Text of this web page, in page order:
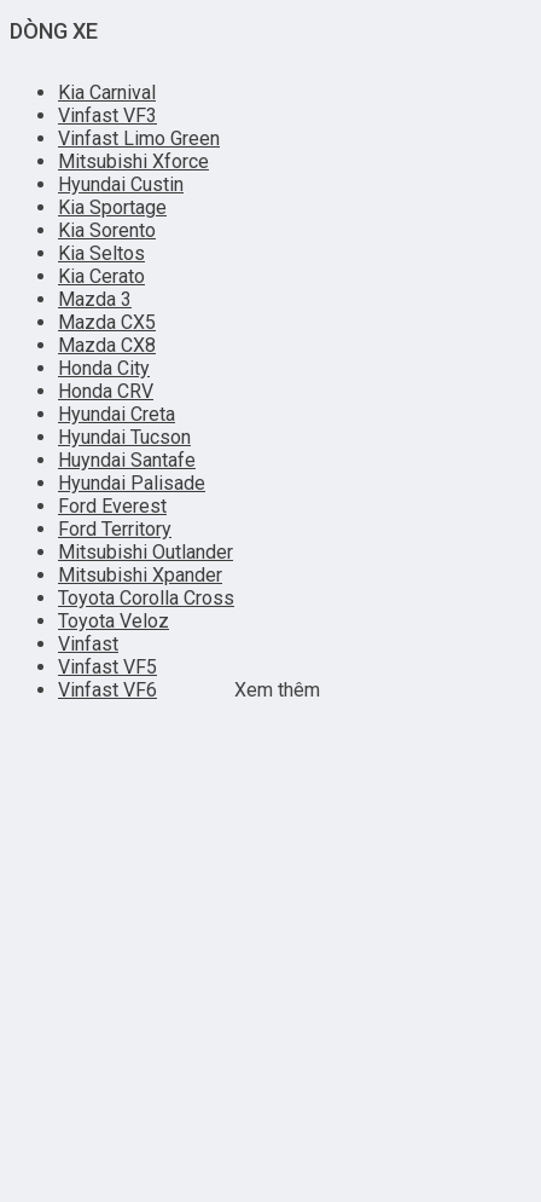
DÒNG XE
Kia Carnival
Vinfast VF3
Vinfast Limo Green
Mitsubishi Xforce
Hyundai Custin
Kia Sportage
Kia Sorento
Kia Seltos
Kia Cerato
Mazda 3
Mazda CX5
Mazda CX8
Honda City
Honda CRV
Hyundai Creta
Hyundai Tucson
Huyndai Santafe
Hyundai Palisade
Ford Everest
Ford Territory
Mitsubishi Outlander
Mitsubishi Xpander
Toyota Corolla Cross
Toyota Veloz
Vinfast
Vinfast VF5
Vinfast VF6
Xem thêm